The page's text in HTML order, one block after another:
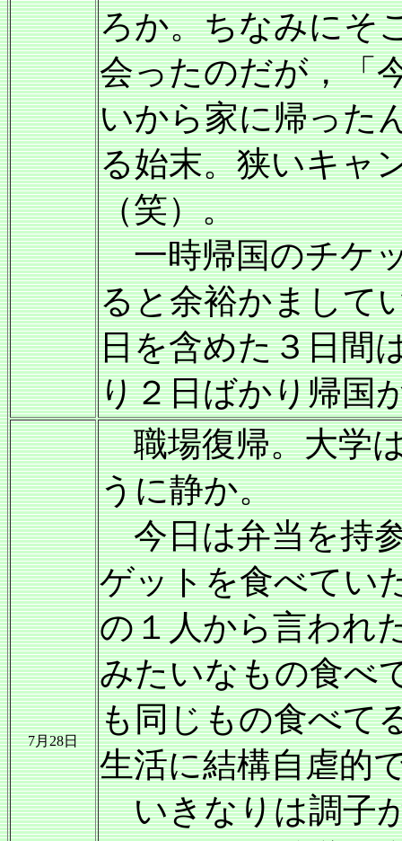
ろか。ちなみにそ
会ったのだが，「
いから家に帰った
る始末。狭いキャ
（笑）。
一時帰国のチケ
ると余裕かまして
日を含めた３日間
り２日ばかり帰国
7月28日
職場復帰。大学
うに静か。
今日は弁当を持
ゲットを食べてい
の１人から言われ
みたいなもの食べ
も同じもの食べて
生活に結構自虐的
いきなりは調子